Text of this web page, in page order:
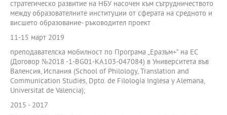
стратегическо развитие на НБУ насочен към сътрудничеството
между образователните институции от сферата на средното и
висшето образование- ръководител проект
11-15 март 2019
преподавателска мобилност по Програма „Еразъм+“ на ЕС
(Договор №2018 -1-BG01-KA103-047084) в Университета във
Валенсия, Испания (School of Philology, Translation and
Communication Studies, Dpto. de Filología Inglesa y Alemana,
Universitat de Valencia);
2015 - 2017